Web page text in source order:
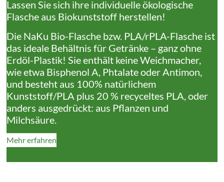
Lassen Sie sich ihre individuelle ökologische
Flasche aus Biokunststoff herstellen!
Die NaKu Bio-Flasche bzw. PLA/rPLA-Flasche ist
das ideale Behältnis für Getränke – ganz ohne
Erdöl-Plastik! Sie enthält keine Weichmacher,
wie etwa Bisphenol A, Phtalate oder Antimon,
und besteht aus 100% natürlichem
Kunststoff/PLA plus 20 % recyceltes PLA, oder
anders ausgedrückt: aus Pflanzen und
Milchsäure.
Mehr erfahren